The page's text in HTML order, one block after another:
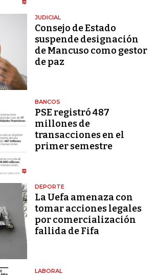
JUDICIAL
Consejo de Estado
suspende designación
de Mancuso como gestor
de paz
BANCOS
PSE registró 487
millones de
transacciones en el
primer semestre
DEPORTE
La Uefa amenaza con
tomar acciones legales
por comercialización
fallida de Fifa
LABORAL